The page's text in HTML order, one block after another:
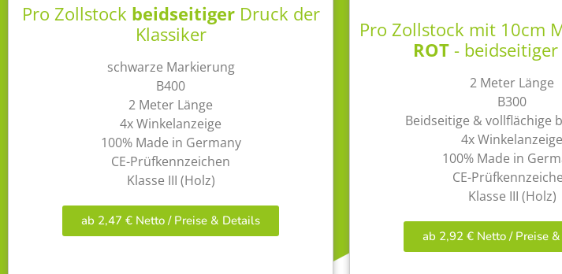
Pro Zollstock beidseitiger Druck der
Klassiker
schwarze Markierung
B400
2 Meter Länge
4x Winkelanzeige
100% Made in Germany
CE-Prüfkennzeichen
Klasse III (Holz)
ab 2,47 € Netto / Preise & Details
Pro Zollstock mit 10cm
ROT-
2 Meter Länge
B300
Beidseitige & vollflächige
4x Winkelanzeige
100% Made in
CE-
Klasse III (Holz)
ab 2,92 € Netto / Preise